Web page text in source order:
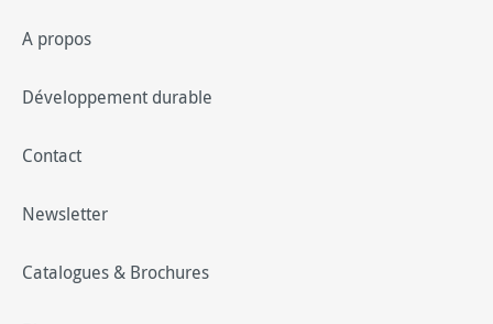
A propos
Développement durable
Contact
Newsletter
Catalogues & Brochures